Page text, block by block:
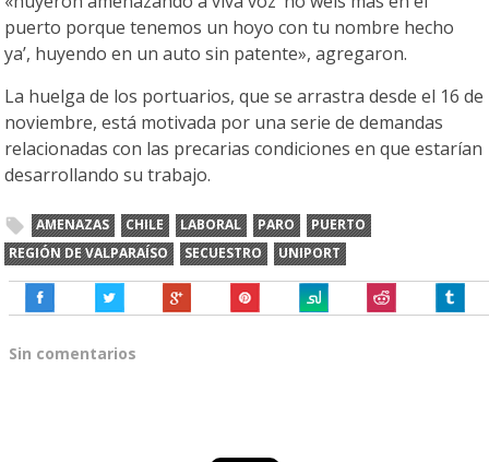
puerto porque tenemos un hoyo con tu nombre hecho
ya’, huyendo en un auto sin patente», agregaron.
La huelga de los portuarios, que se arrastra desde el 16 de
noviembre, está motivada por una serie de demandas
relacionadas con las precarias condiciones en que estarían
desarrollando su trabajo.
AMENAZAS CHILE LABORAL PARO
PUERTO
REGIÓN DE VALPARAÍSO
SECUESTRO UNIPORT
Sin comentarios